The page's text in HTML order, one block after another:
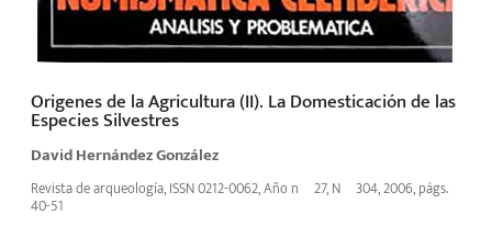
Origenes de la Agricultura (II). La Domesticación de las
Especies Silvestres
David Hernández González
Revista de arqueología, ISSN 0212-0062, Año nº 27, Nº 304, 2006, págs.
40-51